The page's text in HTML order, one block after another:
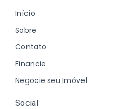
Início
Sobre
Contato
Financie
Negocie seu Imóvel
Social